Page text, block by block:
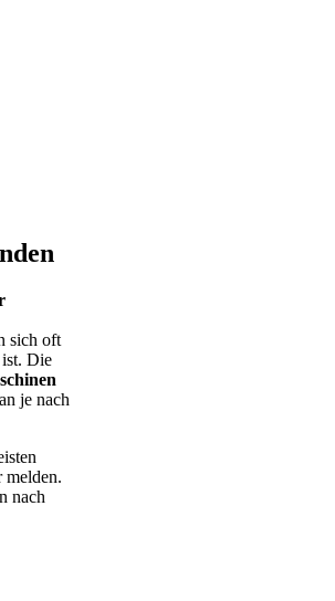
sich oft
Die
je nach
melden.
nach